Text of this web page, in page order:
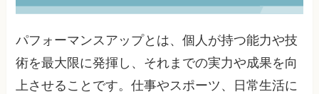
パフォーマンスアップとは、個人が持つ能力や技
術を最大限に発揮し、それまでの実力や成果を向
上させることです。仕事やスポーツ、日常生活に